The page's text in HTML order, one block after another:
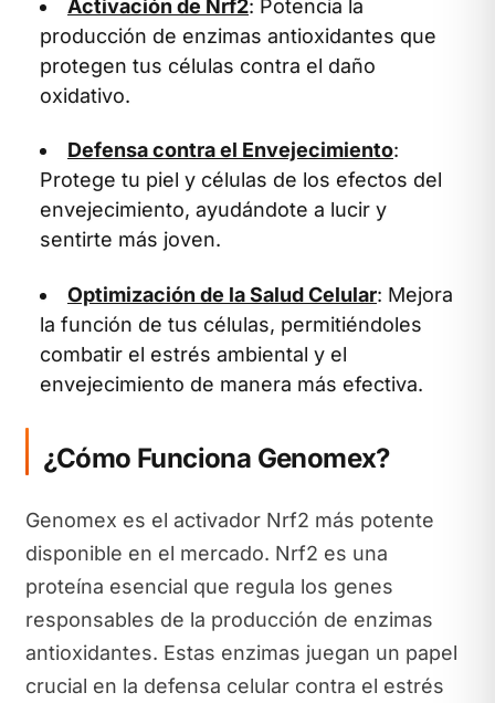
Activación de Nrf2: Potencia la
producción de enzimas antioxidantes que
protegen tus células contra el daño
oxidativo.
Defensa contra el Envejecimiento:
Protege tu piel y células de los efectos del
envejecimiento, ayudándote a lucir y
sentirte más joven.
Optimización de la Salud Celular: Mejora
la función de tus células, permitiéndoles
combatir el estrés ambiental y el
envejecimiento de manera más efectiva.
¿Cómo Funciona Genomex?
Genomex es el activador Nrf2 más potente
disponible en el mercado. Nrf2 es una
proteína esencial que regula los genes
responsables de la producción de enzimas
antioxidantes. Estas enzimas juegan un papel
crucial en la defensa celular contra el estrés